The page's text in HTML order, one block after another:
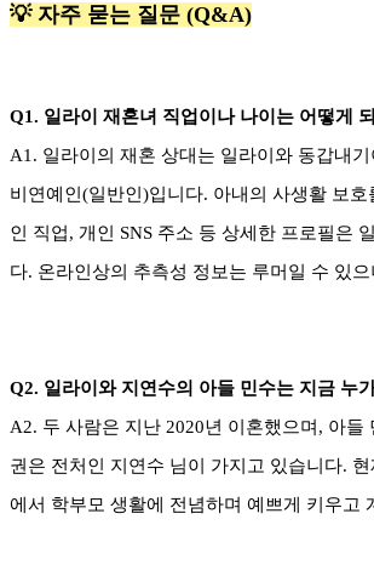
💡 자주 묻는 질문 (Q&A)
Q1. 일라이 재혼녀 직업이나 나이는 어떻게
A1. 일라이의 재혼 상대는 일라이와 동갑내
비연예인(일반인)입니다. 아내의 사생활 보호
인 직업, 개인 SNS 주소 등 상세한 프로필은
다. 온라인상의 추측성 정보는 루머일 수 있
Q2. 일라이와 지연수의 아들 민수는 지금 누
A2. 두 사람은 지난 2020년 이혼했으며, 아들
권은 전처인 지연수 님이 가지고 있습니다.
에서 학부모 생활에 전념하며 예쁘게 키우고